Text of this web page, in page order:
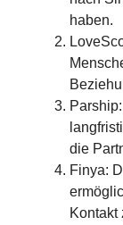
haben.
die
Finya:
Kontakt